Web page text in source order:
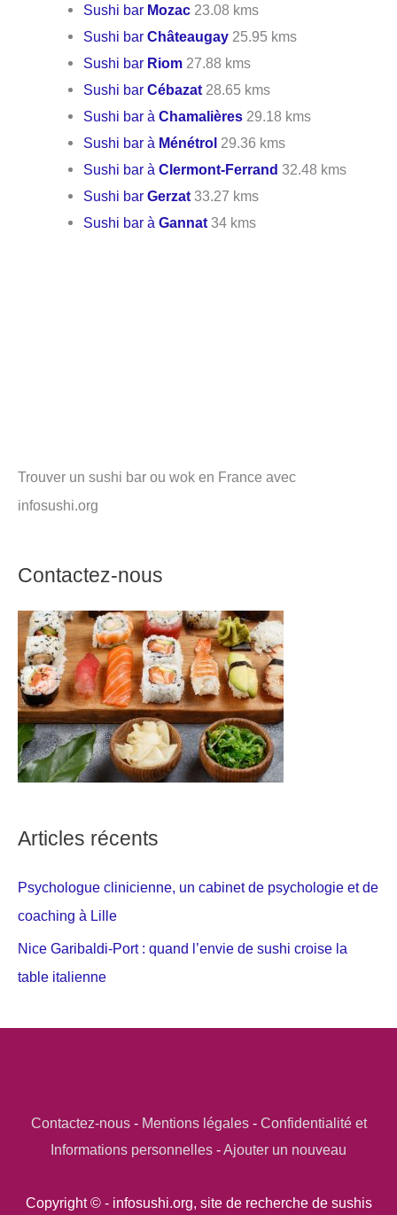
Sushi bar Mozac 23.08 kms
Sushi barChâteaugay 25.95 kms
Sushi bar Riom 27.88 kms
Sushi barCébazat 28.65 kms
Sushi bar àChamalières 29.18 kms
Sushi bar à Ménétrol 29.36 kms
Sushi bar àClermont-Ferrand 32.48 kms
Sushi barGerzat 33.27 kms
Sushi bar àGannat 34 kms
Trouver un sushi bar ou wok en France avec
infosushi.org
Contactez-nous
Articles récents
Psychologue clinicienne, un cabinet de psychologie et de
coaching à Lille
Nice Garibaldi-Port : quand l’envie de sushi croise la
table italienne
Contactez-nous- Mentions légales- Confidentialité et
Informations personnelles -Ajouter un nouveau
Copyright © - infosushi.org, site de recherche de sushis